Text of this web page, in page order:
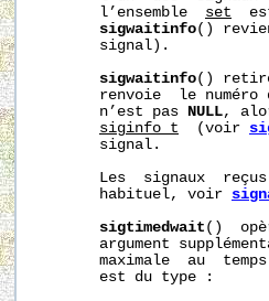
       l’ensemble
set
sigwaitinfo()
       signal).
sigwaitinfo() retire
renvoie  le numéro
       n’est pas
NULL,
siginfo_t
  (voir
       signal.
Les  signaux
       habituel, voir
sigtimedwait ()
argument
maximale  au
       est du type :